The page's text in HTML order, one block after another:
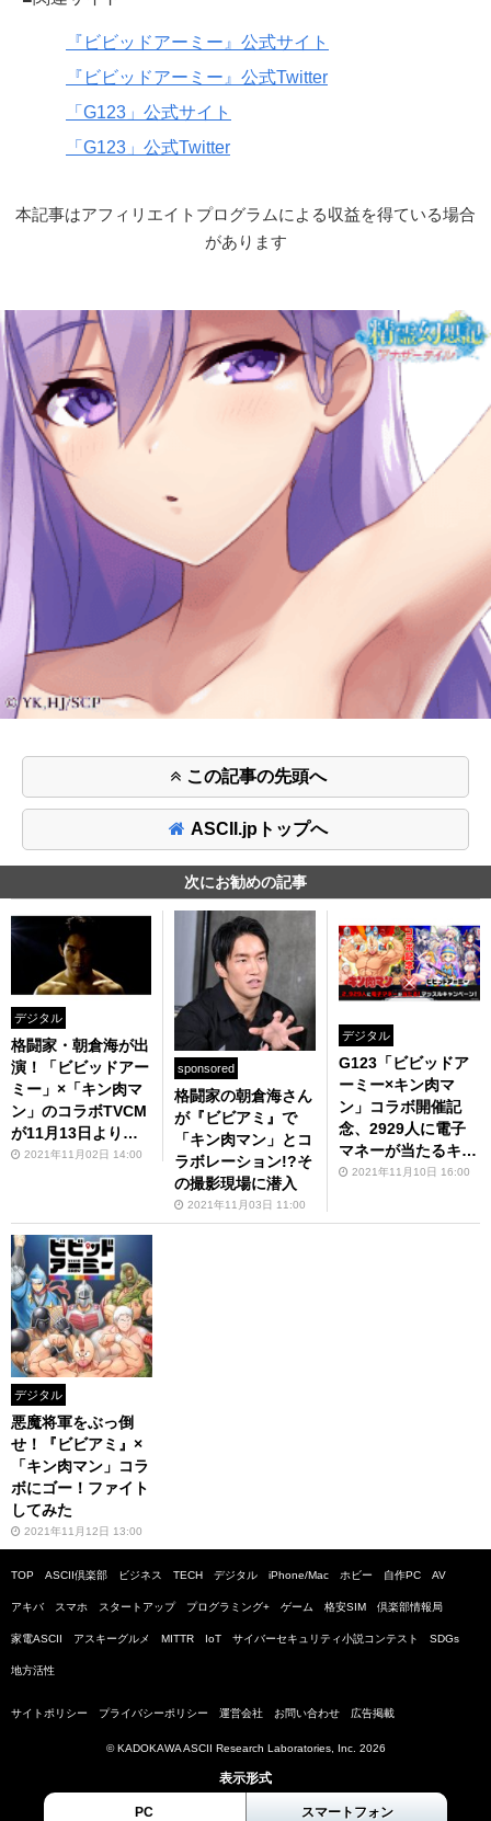
『ビビッドアーミー』公式サイト
『ビビッドアーミー』公式Twitter
「G123」公式サイト
「G123」公式Twitter
本記事はアフィリエイトプログラムによる収益を得ている場合
があります
この記事の先頭へ
ASCII.jpトップへ
次にお勧めの記事
デジタル
格闘家・朝倉海が出
演！「ビビッドアー
ミー」×「キン肉マ
ン」のコラボTVCM
が11月13日より放
送2021年11月02日 14:00
sponsored
格闘家の朝倉海さん
が『ビビアミ』で
「キン肉マン」とコ
ラボレーション!?そ
の撮影現場に潜入
2021年11月03日 11:00
デジタル
G123「ビビッドア
ーミー×キン肉マ
ン」コラボ開催記
念、2929人に電子
マネーが当たるキャ
ンペーン
2021年11月10日 16:00
デジタル
悪魔将軍をぶっ倒
せ！『ビビアミ』×
「キン肉マン」コラ
ボにゴー！ファイト
してみた
2021年11月12日 13:00
TOP ASCII倶楽部 ビジネス TECH デジタル iPhone/Mac ホビー 自作PC AV
アキバ スマホ スタートアップ プログラミング+ ゲーム 格安SIM 倶楽部情報局
家電ASCII アスキーグルメ MITTR IoT サイバーセキュリティ小説コンテスト SDGs
地方活性
サイトポリシー プライバシーポリシー 運営会社 お問い合わせ 広告掲載
© KADOKAWA ASCII Research Laboratories, Inc. 2026
表示形式
PC スマートフォン